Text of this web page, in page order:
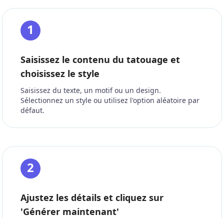
1
Saisissez le contenu du tatouage et
choisissez le style
Saisissez du texte, un motif ou un design.
Sélectionnez un style ou utilisez l'option aléatoire par
défaut.
2
Ajustez les détails et cliquez sur
'Générer maintenant'